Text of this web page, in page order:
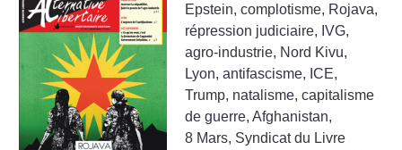
Epstein, complotisme, Rojava,
répression judiciaire, IVG,
agro-industrie, Nord Kivu,
Lyon, antifascisme, ICE,
Trump, natalisme, capitalisme
de guerre, Afghanistan,
8 Mars, Syndicat du Livre